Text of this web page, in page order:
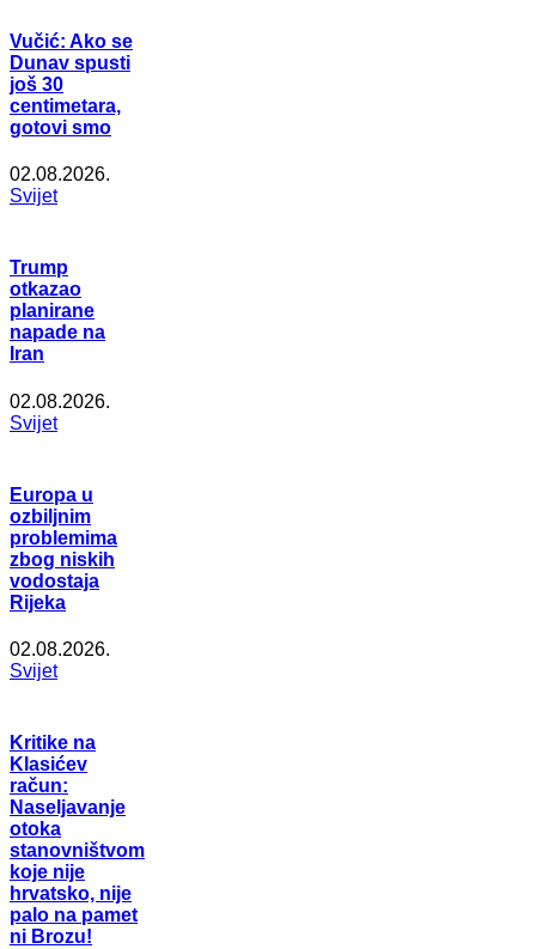
Vučić: Ako se
Dunav spusti
još 30
centimetara,
gotovi smo
02.08.2026.
Svijet
Trump
otkazao
planirane
napade na
Iran
02.08.2026.
Svijet
Europa u
ozbiljnim
problemima
zbog niskih
vodostaja
Rijeka
02.08.2026.
Svijet
Kritike na
Klasićev
račun:
Naseljavanje
otoka
stanovništvom
koje nije
hrvatsko, nije
palo na pamet
ni Brozu!